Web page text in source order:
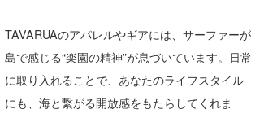
TAVARUAのアパレルやギアには、サーファーが
島で感じる“楽園の精神”が息づいています。日常
に取り入れることで、あなたのライフスタイル
にも、海と繋がる開放感をもたらしてくれま